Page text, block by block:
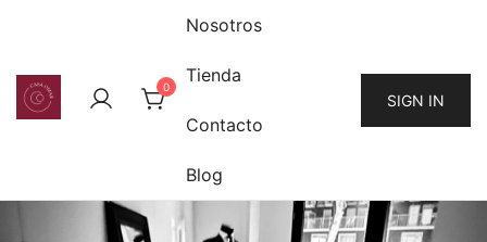
contenido
0
Nosotros
Tienda
Contacto
Blog
SIGN IN